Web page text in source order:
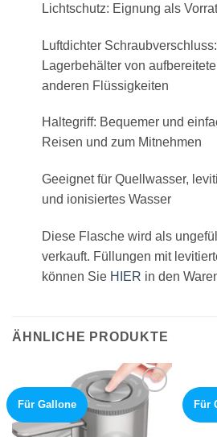
Lichtschutz: Eignung als
Luftdichter
Lagerbehälter von
anderen Flüssigkeiten
Haltegriff: Bequemer und
Reisen und zum Mitnehmen
Geeignet für Quellwasser,
und ionisiertes Wasser
Diese Flasche wird als
verkauft. Füllungen mit
können Sie HIER in den
ÄHNLICHE PRODUKTE
Für Gallone
Add to
wishlist
Für